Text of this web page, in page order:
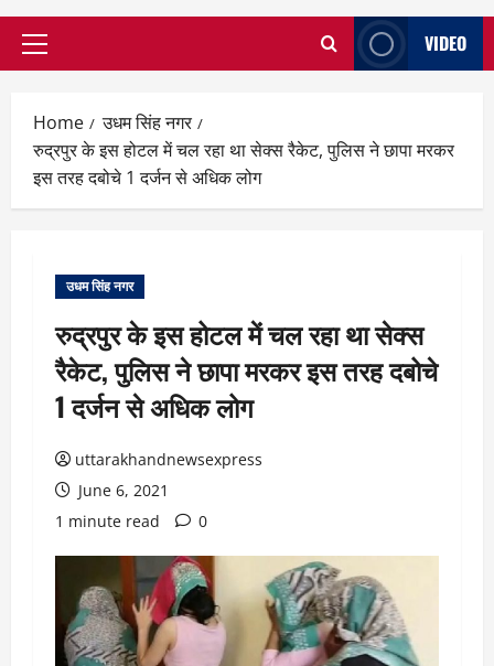
Primary
VIDEO
Home
उधम सिंह नगर
रुद्रपुर के इस होटल में चल रहा था सेक्स रैकेट, पुलिस ने छापा मरकर
इस तरह दबोचे 1 दर्जन से अधिक लोग
उधम सिंह नगर
रुद्रपुर के इस होटल में चल रहा था सेक्स
रैकेट, पुलिस ने छापा मरकर इस तरह दबोचे
1 दर्जन से अधिक लोग
uttarakhandnewsexpress
June 6, 2021
1 minute read
0